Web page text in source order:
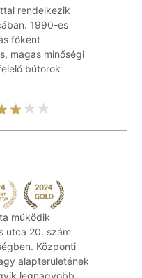
rendelkezik
1990-es
főként
magas minőségi
bútorok
működik
utca 20. szám
Központi
alapterületének
legnagyobb